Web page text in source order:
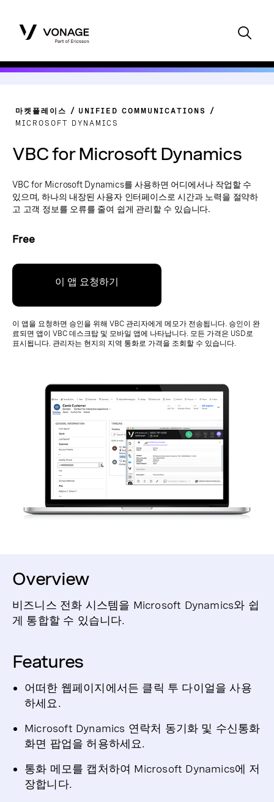
마켓플레이스
UNIFIED COMMUNICATIONS
MICROSOFT DYNAMICS
VBC for Microsoft Dynamics
VBC for Microsoft Dynamics를 사용하면 어디에서나 작업할 수
있으며, 하나의 내장된 사용자 인터페이스로 시간과 노력을 절약하
고 고객 정보를 오류를 줄여 쉽게 관리할 수 있습니다.
Free
이 앱 요청하기
이 앱을 요청하면 승인을 위해 VBC 관리자에게 메모가 전송됩니다. 승인이 완
료되면 앱이 VBC 데스크탑 및 모바일 앱에 나타납니다. 모든 가격은 USD로
표시됩니다. 관리자는 현지의 지역 통화로 가격을 조회할 수 있습니다.
Overview
비즈니스 전화 시스템을 Microsoft Dynamics와 쉽
게 통합할 수 있습니다.
Features
어떠한 웹페이지에서든 클릭 투 다이얼을 사용
하세요.
Microsoft Dynamics 연락처 동기화 및 수신통화
화면 팝업을 허용하세요.
통화 메모를 캡처하여 Microsoft Dynamics에 저
장합니다.